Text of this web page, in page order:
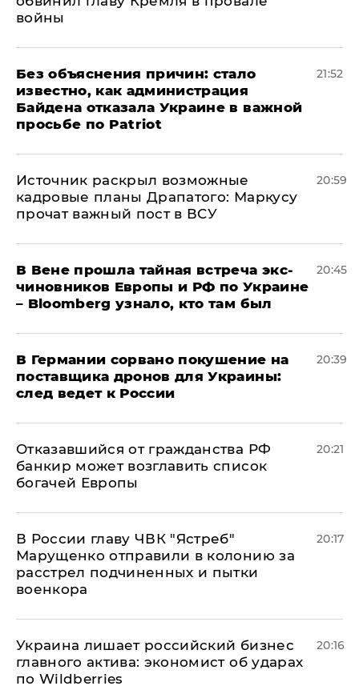
войны
Без объяснения причин: стало
известно, как администрация
Байдена отказала Украине в важной
просьбе по Patriot
21:52
​Источник раскрыл возможные
кадровые планы Драпатого: Маркусу
прочат важный пост в ВСУ
20:59
В Вене прошла тайная встреча экс-
чиновников Европы и РФ по Украине
– Bloomberg узнало, кто там был
20:45
​В Германии сорвано покушение на
поставщика дронов для Украины:
след ведет к России
20:39
Отказавшийся от гражданства РФ
банкир может возглавить список
богачей Европы
20:21
В России главу ЧВК "Ястреб"
Марущенко отправили в колонию за
расстрел подчиненных и пытки
военкора
20:17
​Украина лишает российский бизнес
главного актива: экономист об ударах
по Wildberries
20:16